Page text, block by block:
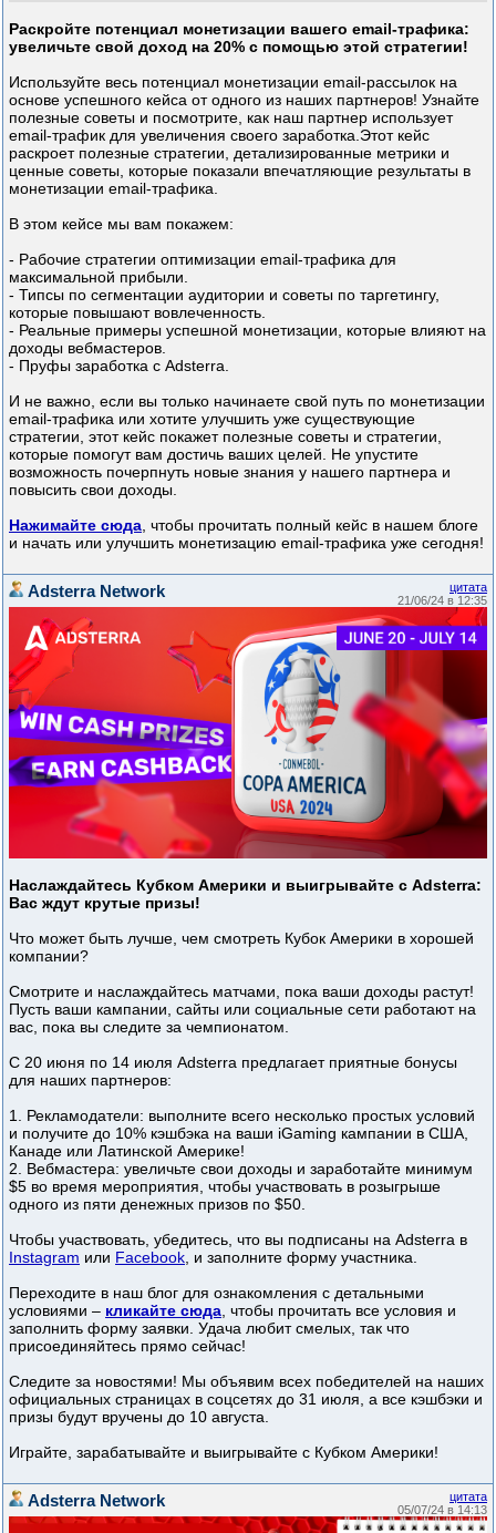
Раскройте потенциал монетизации вашего email-трафика:
увеличьте свой доход на 20% с помощью этой стратегии!
Используйте весь потенциал монетизации email-рассылок на
основе успешного кейса от одного из наших партнеров! Узнайте
полезные советы и посмотрите, как наш партнер использует
email-трафик для увеличения своего заработка.Этот кейс
раскроет полезные стратегии, детализированные метрики и
ценные советы, которые показали впечатляющие результаты в
монетизации email-трафика.
В этом кейсе мы вам покажем:
- Рабочие стратегии оптимизации email-трафика для
максимальной прибыли.
- Типсы по сегментации аудитории и советы по таргетингу,
которые повышают вовлеченность.
- Реальные примеры успешной монетизации, которые влияют на
доходы вебмастеров.
- Пруфы заработка с Adsterra.
И не важно, если вы только начинаете свой путь по монетизации
email-трафика или хотите улучшить уже существующие
стратегии, этот кейс покажет полезные советы и стратегии,
которые помогут вам достичь ваших целей. Не упустите
возможность почерпнуть новые знания у нашего партнера и
повысить свои доходы.
Нажимайте сюда , чтобы прочитать полный кейс в нашем блоге
и начать или улучшить монетизацию email-трафика уже сегодня!
цитата
21/06/24 в 12:35
Adsterra Network
Наслаждайтесь Кубком Америки и выигрывайте с Adsterra:
Вас ждут крутые призы!
Что может быть лучше, чем смотреть Кубок Америки в хорошей
компании?
Смотрите и наслаждайтесь матчами, пока ваши доходы растут!
Пусть ваши кампании, сайты или социальные сети работают на
вас, пока вы следите за чемпионатом.
С 20 июня по 14 июля Adsterra предлагает приятные бонусы
для наших партнеров:
1. Рекламодатели: выполните всего несколько простых условий
и получите до 10% кэшбэка на ваши iGaming кампании в США,
Канаде или Латинской Америке!
2. Вебмастера: увеличьте свои доходы и заработайте минимум
$5 во время мероприятия, чтобы участвовать в розыгрыше
одного из пяти денежных призов по $50.
Чтобы участвовать, убедитесь, что вы подписаны на Adsterra в
Instagram или Facebook , и заполните форму участника.
Переходите в наш блог для ознакомления с детальными
условиями – кликайте сюда , чтобы прочитать все условия и
заполнить форму заявки. Удача любит смелых, так что
присоединяйтесь прямо сейчас!
Следите за новостями! Мы объявим всех победителей на наших
официальных страницах в соцсетях до 31 июля, а все кэшбэки и
призы будут вручены до 10 августа.
Играйте, зарабатывайте и выигрывайте с Кубком Америки!
цитата
05/07/24 в 14:13
Adsterra Network